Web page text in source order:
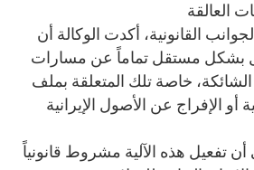
العالقة
القانونية، أكدت الوكالة أن
بشكل مستقل تماماً عن مسارات
خاصة تلك المتعلقة بملف
أو الإفراج عن الأصول الإيرانية
تفعيل هذه الآلية مشروط قانونياً